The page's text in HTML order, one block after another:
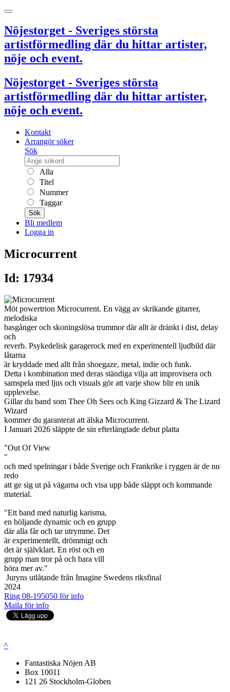
Nöjestorget - Sveriges största
artistförmedling där du hittar artister,
nöje och event.
Nöjestorget - Sveriges största
artistförmedling där du hittar artister,
nöje och event.
Kontakt
Arrangör söker
Sök
Alla
Titel
Nummer
Taggar
Sök
Bli medlem
Logga in
Microcurrent
Id: 17934
Möt powertrion Microcurrent. En vägg av skrikande gitarrer,
melodiska
basgånger och skoningslösa trummor där allt är dränkt i dist, delay
och
reverb. Psykedelisk garage­rock med en experimentell ljudbild där
låtarna
är kryddade med allt från shoegaze, metal, indie och funk.
Detta i kombination med deras ständiga vilja att improvisera och
samspela med ljus och visuals gör att varje show blir en unik
upplevelse.
Gillar du band som Thee Oh Sees och King Gizzard & The Lizard
Wizard
kommer du garanterat att älska Microcurrent.
I Januari 2026 släppte de sin efterlängtade debut platta
"Out Of View
"
och med spelningar i både Sverige och Frankrike i ryggen är de nu
redo
att ge sig ut på vägarna och visa upp både släppt och kommande
material.
"Ett band med naturlig karisma,
en böljande dynamic och en grupp
där alla får och tar utrymme. Det
är experimentellt, drömmigt och
det är självklart. En röst och en
grupp man tror på och bara vill
höra mer av."
­ Juryns utlåtande från Imagine Swedens riksfinal
2024
Ring 08-195050 för info
Maila för info
^
Fantastiska Nöjen AB
Box 10011
121 26 Stockholm-Globen